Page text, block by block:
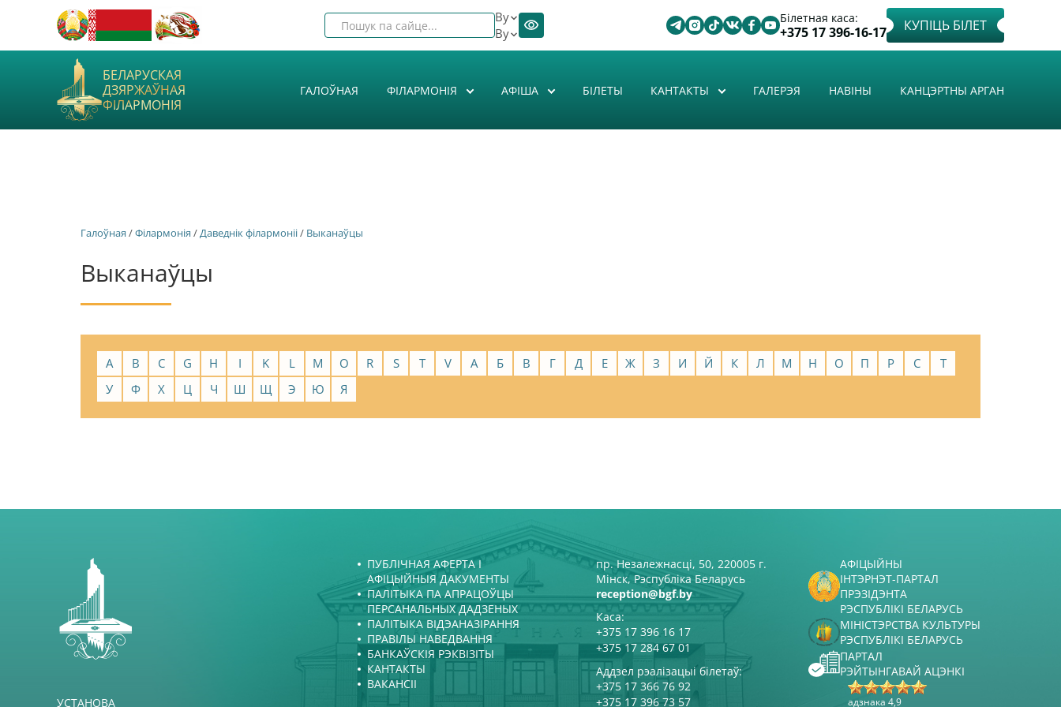
Білетная каса:
+375 17 396-16-17 КУПІЦЬ БІЛЕТ
By
By
БЕЛАРУСКАЯ
ДЗЯРЖАЎНАЯ
ФІЛАРМОНІЯ
ГАЛОЎНАЯ ФІЛАРМОНІЯ АФIША БІЛЕТЫ КАНТАКТЫ ГАЛЕРЭЯ НАВІНЫ КАНЦЭРТНЫ АРГАН
Галоўная /Філармонія /Даведнік філармоніі/ Выканаўцы
Выканаўцы
A B C G H I K L M O R S T V А Б В Г Д Е Ж З И Й К Л М Н О П Р С
Т
У
Ф Х Ц Ч Ш Щ Э Ю Я
УСТАНОВА
ПУБЛІЧНАЯ АФЕРТА І
АФІЦЫЙНЫЯ ДАКУМЕНТЫ
ПАЛІТЫКА ПА АПРАЦОЎЦЫ
ПЕРСАНАЛЬНЫХ ДАДЗЕНЫХ
ПАЛІТЫКА ВІДЭАНАЗІРАННЯ
ПРАВІЛЫ НАВЕДВАННЯ
БАНКАЎСКІЯ РЭКВІЗІТЫ
КАНТАКТЫ
ВАКАНСІІ
пр. Незалежнасці, 50, 220005 г.
Мінск, Рэспубліка Беларусь
reception@bgf.by
Каса:
+375 17 396 16 17
+375 17 284 67 01
Аддзел рэалізацыі білетаў:
+375 17 366 76 92
+375 17 396 73 57
АФІЦЫЙНЫ
ІНТЭРНЭТ-ПАРТАЛ
ПРЭЗІДЭНТА
РЭСПУБЛІКІ БЕЛАРУСЬ
МІНІСТЭРСТВА КУЛЬТУРЫ
РЭСПУБЛІКІ БЕЛАРУСЬ
ПАРТАЛ
РЭЙТЫНГАВАЙ АЦЭНКІ
адзнака 4,9